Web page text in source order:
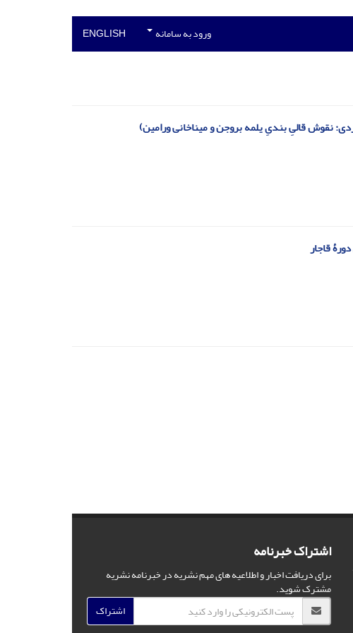
ورود به سامانه ENGLISH
نقوش قالیِ بندیِ یلمه بروجن و میناخانی ورامین)‏‏
قاجار
اشتراک خبرنامه
برای دریافت اخبار و اطلاعیه های مهم نشریه در خبرنامه نشریه
مشترک شوید.
اشتراک